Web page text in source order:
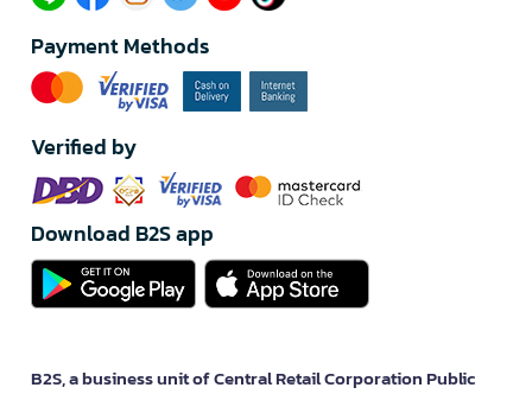
Payment Methods
Verified by
Download B2S app
B2S, a business unit of Central Retail Corporation Public